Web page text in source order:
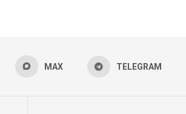
MAX TELEGRAM